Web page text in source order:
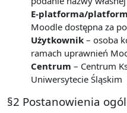
E-platforma/
Moodle dostępna za
Użytkownik – osoba
ramach uprawnień
Centrum – Centrum
Uniwersytecie Śląskim
§2 Postanowienia